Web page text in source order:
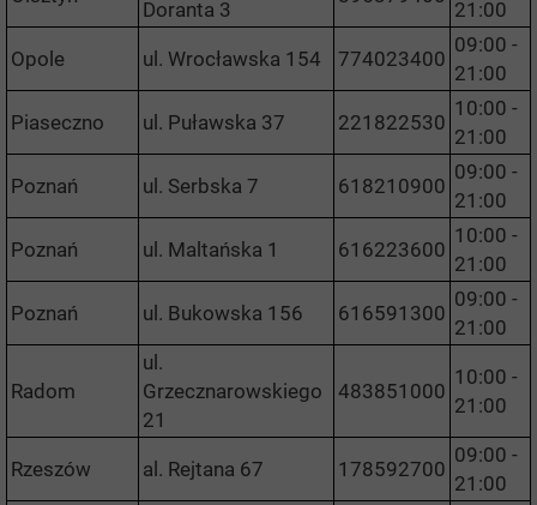
Doranta 3
21:00
Opole ul. Wrocławska 154 774023400
09:00 -
21:00
Piaseczno ul. Puławska 37 221822530
10:00 -
21:00
Poznań ul. Serbska 7 618210900
09:00 -
21:00
Poznań ul. Maltańska 1 616223600
10:00 -
21:00
Poznań ul. Bukowska 156 616591300
09:00 -
21:00
Radom
ul.
Grzecznarowskiego
21
483851000
10:00 -
21:00
Rzeszów al. Rejtana 67 178592700
09:00 -
21:00